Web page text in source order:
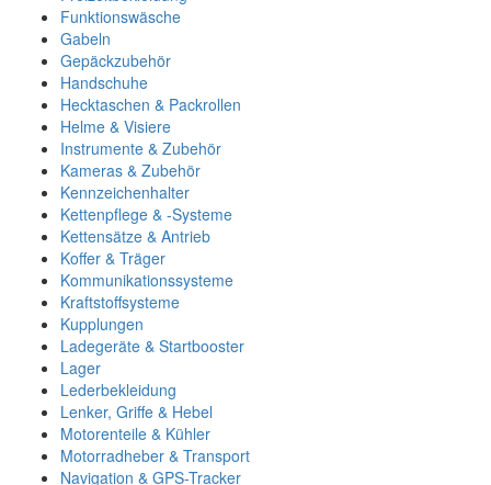
Funktionswäsche
Gabeln
Gepäckzubehör
Handschuhe
Hecktaschen & Packrollen
Helme & Visiere
Instrumente & Zubehör
Kameras & Zubehör
Kennzeichenhalter
Kettenpflege & -Systeme
Kettensätze & Antrieb
Koffer & Träger
Kommunikationssysteme
Kraftstoffsysteme
Kupplungen
Ladegeräte & Startbooster
Lager
Lederbekleidung
Lenker, Griffe & Hebel
Motorenteile & Kühler
Motorradheber & Transport
Navigation & GPS-Tracker